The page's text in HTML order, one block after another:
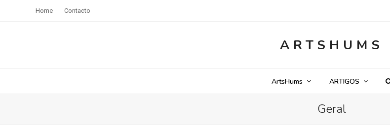
Home Contacto
ARTSHUMS
ArtsHums ARTIGOS
Geral